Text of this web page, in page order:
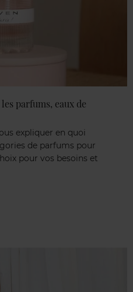
parfums, eaux de
expliquer en quoi
de parfums pour
pour vos besoins et